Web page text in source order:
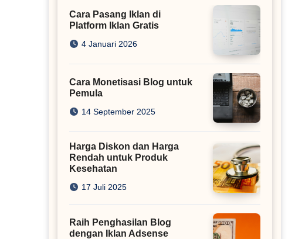
Cara Pasang Iklan di
Platform Iklan Gratis
4 Januari 2026
Cara Monetisasi Blog untuk
Pemula
14 September 2025
Harga Diskon dan Harga
Rendah untuk Produk
Kesehatan
17 Juli 2025
Raih Penghasilan Blog
dengan Iklan Adsense